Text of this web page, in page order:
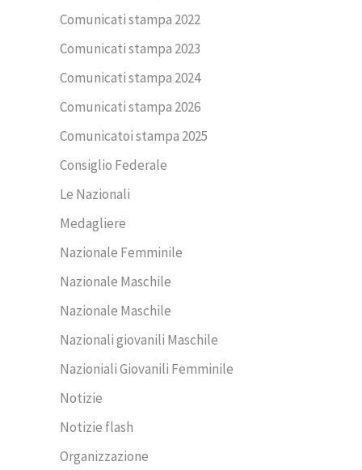
Comunicati stampa 2022
Comunicati stampa 2023
Comunicati stampa 2024
Comunicati stampa 2026
Comunicatoi stampa 2025
Consiglio Federale
Le Nazionali
Medagliere
Nazionale Femminile
Nazionale Maschile
Nazionale Maschile
Nazionali giovanili Maschile
Nazioniali Giovanili Femminile
Notizie
Notizie flash
Organizzazione